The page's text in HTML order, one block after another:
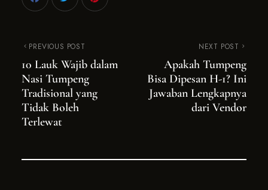
PREVIOUS POST
10 Lauk Wajib dalam
Nasi Tumpeng
Tradisional yang
Tidak Boleh
Terlewat
NEXT POST
Apakah Tumpeng
Bisa Dipesan H-1? Ini
Jawaban Lengkapnya
dari Vendor